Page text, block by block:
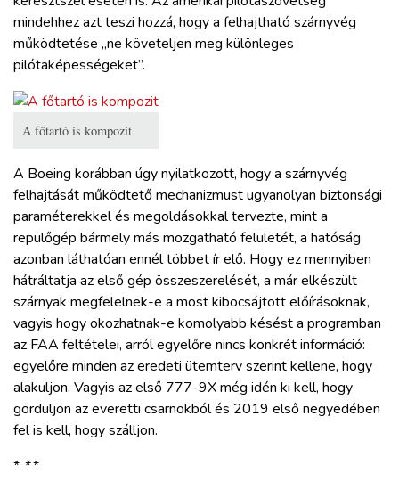
mindehhez azt teszi hozzá, hogy a felhajtható szárnyvég
működtetése „ne követeljen meg különleges
pilótaképességeket”.
A főtartó is kompozit
A Boeing korábban úgy nyilatkozott, hogy a szárnyvég
felhajtását működtető mechanizmust ugyanolyan biztonsági
paraméterekkel és megoldásokkal tervezte, mint a
repülőgép bármely más mozgatható felületét, a hatóság
azonban láthatóan ennél többet ír elő. Hogy ez mennyiben
hátráltatja az első gép összeszerelését, a már elkészült
szárnyak megfelelnek-e a most kibocsájtott előírásoknak,
vagyis hogy okozhatnak-e komolyabb késést a programban
az FAA feltételei, arról egyelőre nincs konkrét információ:
egyelőre minden az eredeti ütemterv szerint kellene, hogy
alakuljon. Vagyis az első 777-9X még idén ki kell, hogy
gördüljön az everetti csarnokból és 2019 első negyedében
fel is kell, hogy szálljon.
* **